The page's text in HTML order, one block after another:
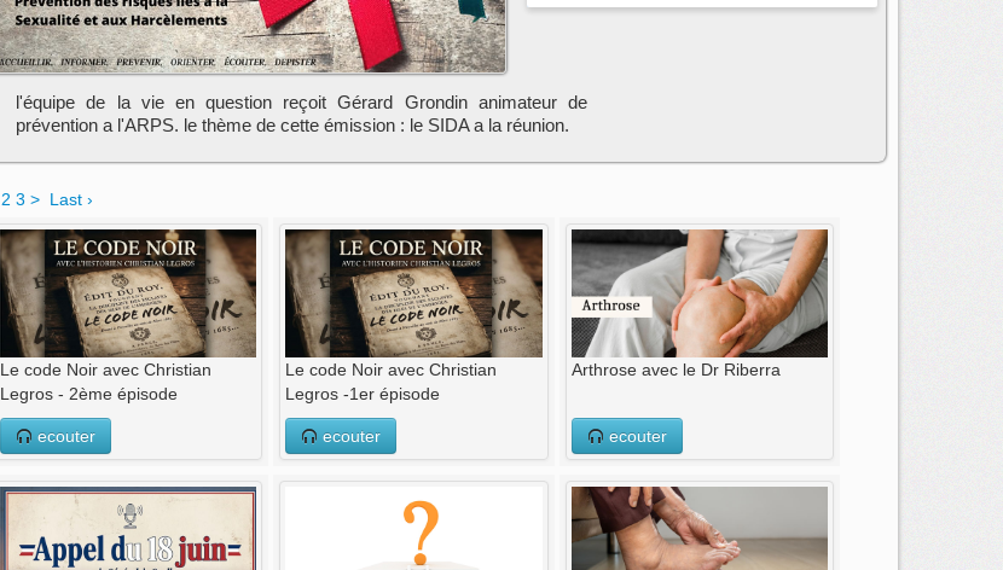
l'équipe de la vie en question reçoit Gérard Grondin animateur de
prévention a l'ARPS. le thème de cette émission : le SIDA a la réunion.
2 3 > Last ›
Le code Noir avec Christian
Legros - 2ème épisode
ecouter
Le code Noir avec Christian
Legros -1er épisode
ecouter
Arthrose avec le Dr Riberra
ecouter